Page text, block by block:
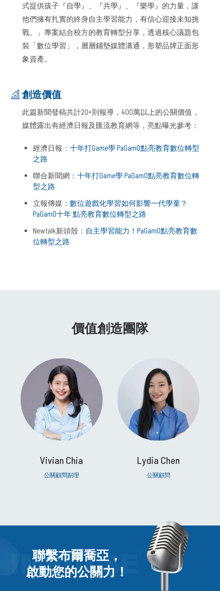
式提供孩子『自學』、『共學』、『樂學』的力量，讓
他們擁有扎實的終身自主學習能力，有信心迎接未知挑
戰。」專案結合校方的教育轉型分享，透過核心議題包
裝「數位學習」，層層鋪墊媒體溝通，形塑品牌正面形
象資產。
創造價值
此篇新聞發稿共計20+則報導，400萬以上的公關價值，
媒體露出有經濟日報及匯流教育網等，亮點曝光參考：
經濟日報：十年打Game學 PaGamO點亮教育數位轉型
之路
聯合新聞網：十年打Game學 PaGamO點亮教育數位轉
型之路
立報傳媒：數位遊戲化學習如何影響一代學童？
PaGamO十年 點亮教育數位轉型之路
Newtalk新頭殼： 自主學習能力！PaGamO點亮教育數
位轉型之路
價值創造團隊
Vivian Chia
公關顧問副理
Lydia Chen
公關顧問
聯繫布爾喬亞，
啟動您的公關力！